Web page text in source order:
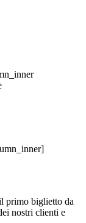
primo biglietto da
nostri clienti e